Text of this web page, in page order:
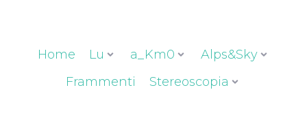
Home Lu a_Km0
Alps&Sky
Frammenti
Stereoscopia